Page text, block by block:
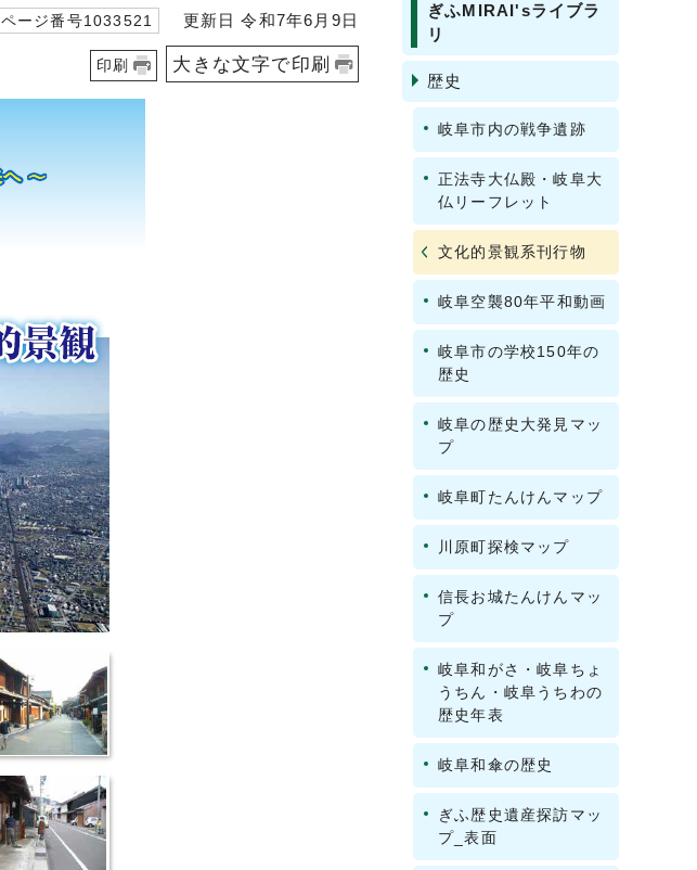
ページ番号1033521 更新日 令和7年6月9日
印刷 大きな文字で印刷
ぎふMIRAI'sライブラ
リ
歴史
岐阜市内の戦争遺跡
正法寺大仏殿・岐阜大
仏リーフレット
文化的景観系刊行物
岐阜空襲80年平和動画
岐阜市の学校150年の
歴史
岐阜の歴史大発見マッ
プ
岐阜町たんけんマップ
川原町探検マップ
信長お城たんけんマッ
プ
岐阜和がさ・岐阜ちょ
うちん・岐阜うちわの
歴史年表
岐阜和傘の歴史
ぎふ歴史遺産探訪マッ
プ_表面